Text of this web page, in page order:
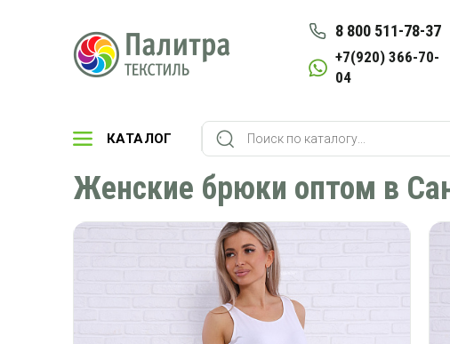
8 800 511-78-37
+7(920) 366-70-
04
КАТАЛОГ
Женские брюки оптом в